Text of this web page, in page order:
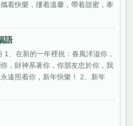
着快樂，摟着溫馨，帶着甜蜜，牽
語
1、在新的一年裡祝：春風洋溢你，
，財神系著你，你朋友忠於你，我
遠照着你，新年快樂！ 2、新年